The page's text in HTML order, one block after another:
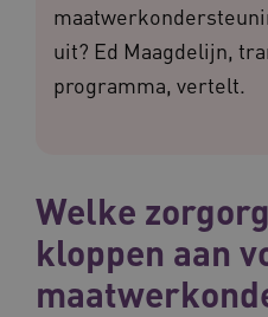
uit? Ed Maagdelijn,
programma, vertelt.
Welke
kloppen aan